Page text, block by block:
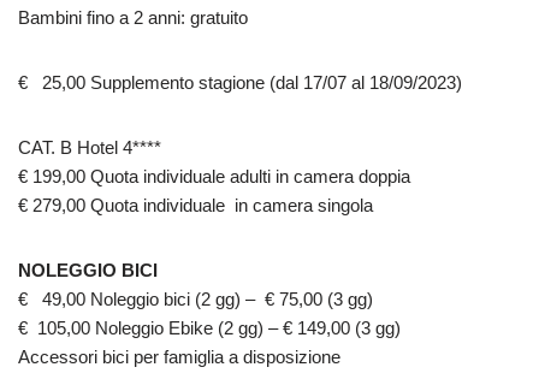
Bambini fino a 2 anni: gratuito
€ 25,00 Supplemento stagione (dal 17/07 al 18/09/2023)
CAT. B Hotel 4****
€ 199,00 Quota individuale adulti in camera doppia
€ 279,00 Quota individuale in camera singola
NOLEGGIO BICI
€ 49,00 Noleggio bici (2 gg) – € 75,00 (3 gg)
€ 105,00 Noleggio Ebike (2 gg) – € 149,00 (3 gg)
Accessori bici per famiglia a disposizione